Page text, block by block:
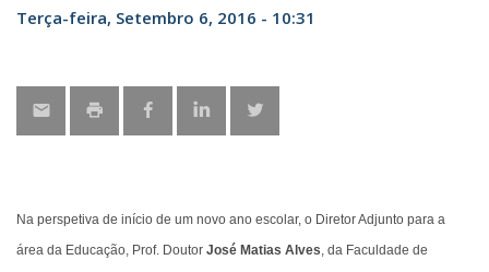
Terça-feira, Setembro 6, 2016 - 10:31
Na perspetiva de início de um novo ano escolar, o Diretor Adjunto para a
área da Educação, Prof. Doutor José Matias Alves, da Faculdade de